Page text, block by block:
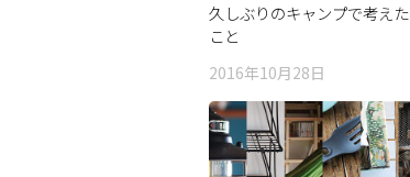
久しぶりのキャンプで考えた
こと
2016年10月28日